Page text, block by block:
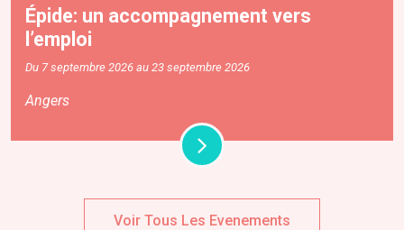
Épide: un accompagnement vers
l’emploi
Du 7 septembre 2026 au 23 septembre 2026
Angers
Voir Tous Les Evenements